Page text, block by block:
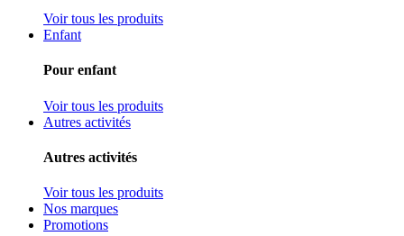
Voir tous les produits
Enfant
Pour enfant
Voir tous les produits
Autres activités
Autres activités
Voir tous les produits
Nos marques
Promotions